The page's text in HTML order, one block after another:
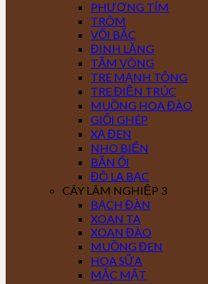
PHƯỢNG TÍM
TRÔM
VỐI BẮC
ĐINH LĂNG
TẦM VÔNG
TRE MẠNH TÔNG
TRE ĐIỀN TRÚC
MUỒNG HOA ĐÀO
GIỔI GHÉP
XẠ ĐEN
NHO BIỂN
BẦN ỔI
ĐÔ LA BẠC
CÂY LÂM NGHIỆP 3
BẠCH ĐÀN
XOAN TA
XOAN ĐÀO
MUỒNG ĐEN
HOA SỮA
MẮC MẬT